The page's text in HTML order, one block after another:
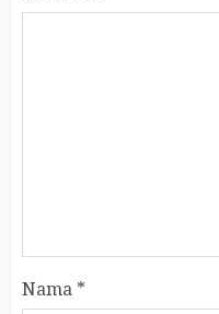
Nama *